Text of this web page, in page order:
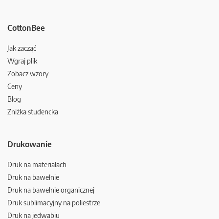
CottonBee
Jak zacząć
Wgraj plik
Zobacz wzory
Ceny
Blog
Zniżka studencka
Drukowanie
Druk na materiałach
Druk na bawełnie
Druk na bawełnie organicznej
Druk sublimacyjny na poliestrze
Druk na jedwabiu